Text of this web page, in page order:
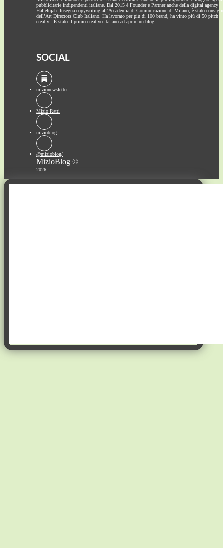
pubblicitarie indipendenti italiane. Dal 2015 è Founder e Partner anche della digital agency
Hallelujah. Insegna copywriting all’Accademia di Comunicazione di Milano, è stato
dell’Art Directors Club Italiano. Ha lavorato per più di 100 brand, ha vinto più di 50 pitch
creativi. È stato il primo creativo italiano ad aprire un blog.
SOCIAL
mizionewsletter
Mizio Ratti
mizioblog
@mizioblog/
MizioBlog ©
2026